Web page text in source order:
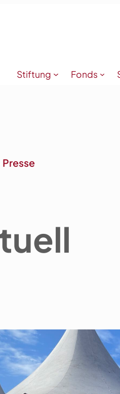
Stiftung Fonds